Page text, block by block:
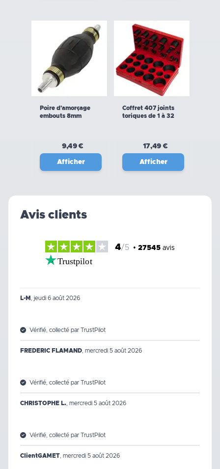
Poire d'amorçage
embouts 8mm
9,49 €
Afficher
Coffret 407 joints
toriques de 1 à 32
17,49 €
Afficher
Avis clients
4/5 • 27545 avis
Trustpilot
L-M jeudi 6 août 2026
Vérifié, collecté par TrustPilot
FREDERIC FLAMAND mercredi 5 août 2026
Vérifié, collecté par TrustPilot
CHRISTOPHE L. mercredi 5 août 2026
Vérifié, collecté par TrustPilot
ClientGAMET mercredi 5 août 2026